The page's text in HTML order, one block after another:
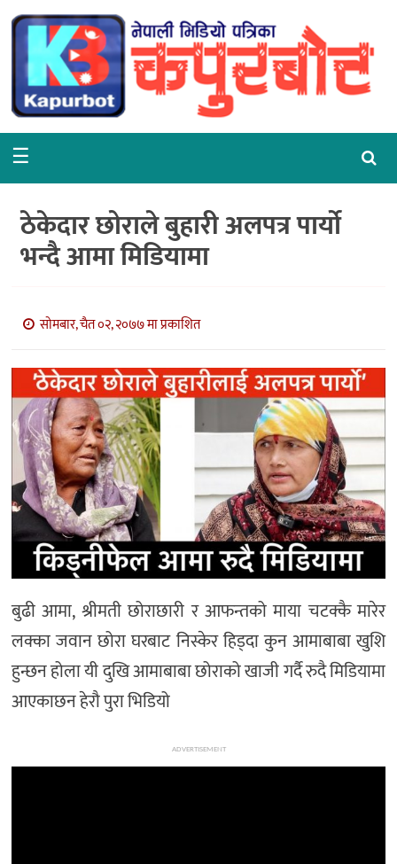
गृहपृष्ठ
समाचार
राजनीति
वरपर
शिक्षा
विचार
मनोरञ्जन
खेल
प्रविधि
भिडियो
☰
ठेकेदार छोराले बुहारी अलपत्र पार्यो
भन्दै आमा मिडियामा
सोमबार, चैत ०२, २०७७ मा प्रकाशित
बुढी आमा, श्रीमती छोराछारी र आफन्तको माया चटक्कै मारेर
लक्का जवान छोरा घरबाट निस्केर हिड्दा कुन आमाबाबा खुशि
हुन्छन होला यी दुखि आमाबाबा छोराको खाजी गर्दै रुदै मिडियामा
आएकाछन हेरौ पुरा भिडियो
ADVERTISEMENT